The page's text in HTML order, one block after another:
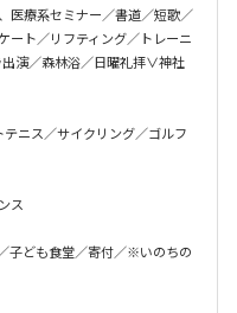
医療系セミナー／書道／短歌／
ート／リフティング／トレーニ
出演／森林浴／日曜礼拝∨神社
ニス／サイクリング／ゴルフ
ス
子ども食堂／寄付／※いのちの